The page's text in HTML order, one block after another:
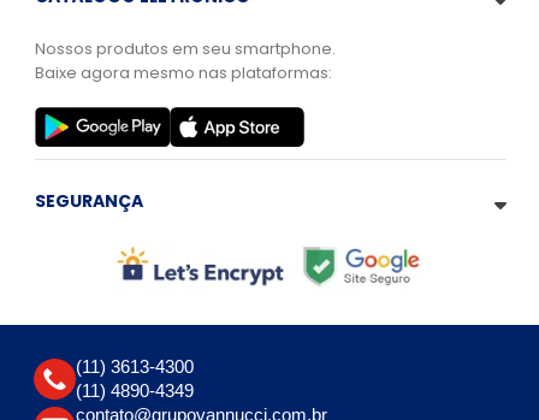
Nossos produtos em seu smartphone.
Baixe agora mesmo nas plataformas:
SEGURANÇA
(11) 3613-4300
(11) 4890-4349
contato@grupovannucci.com.br